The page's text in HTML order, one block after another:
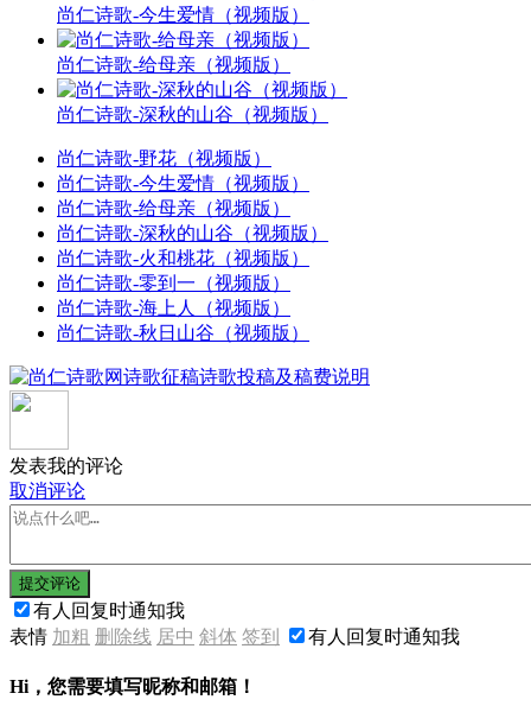
尚仁诗歌-今生爱情（视频版）
尚仁诗歌-给母亲（视频版）
尚仁诗歌-深秋的山谷（视频版）
尚仁诗歌-野花（视频版）
尚仁诗歌-今生爱情（视频版）
尚仁诗歌-给母亲（视频版）
尚仁诗歌-深秋的山谷（视频版）
尚仁诗歌-火和桃花（视频版）
尚仁诗歌-零到一（视频版）
尚仁诗歌-海上人（视频版）
尚仁诗歌-秋日山谷（视频版）
发表我的评论
取消评论
提交评论
有人回复时通知我
表情 加粗 删除线 居中 斜体 签到 有人回复时通知我
Hi，您需要填写昵称和邮箱！